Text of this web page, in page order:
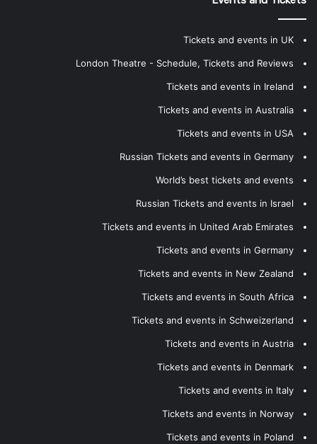
Tickets and events in UK
London Theatre - Schedule, Tickets and Reviews
Tickets and events in Ireland
Tickets and events in Australia
Tickets and events in USA
Russian Tickets and events in Germany
World’s best tickets and events
Russian Tickets and events in Israel
Tickets and events in United Arab Emirates
Tickets and events in Germany
Tickets and events in New Zealand
Tickets and events in South Africa
Tickets and events in Schweizerland
Tickets and events in Austria
Tickets and events in Denmark
Tickets and events in Italy
Tickets and events in Norway
Tickets and events in Poland